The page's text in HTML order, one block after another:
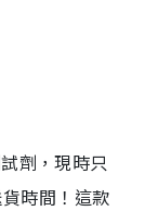
劑，現時只
時間！這款